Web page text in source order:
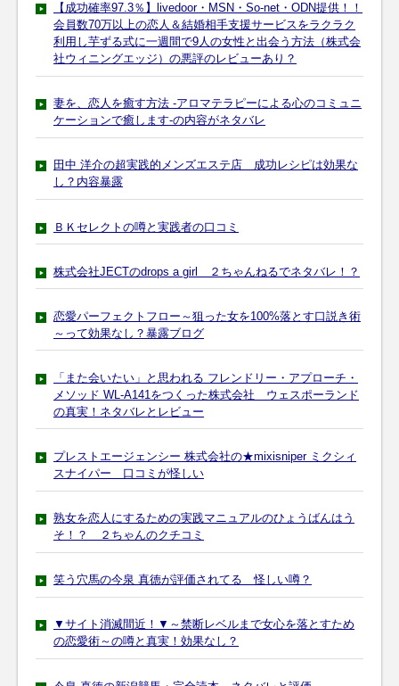
【成功確率97.3％】livedoor・MSN・So-net・ODN提供！！
会員数70万以上の恋人＆結婚相手支援サービスをラクラク
利用し芋ずる式に一週間で9人の女性と出会う方法（株式会
社ウィニングエッジ）の悪評のレビューあり？
妻を、恋人を癒す方法 -アロマテラピーによる心のコミュニ
ケーションで癒します-の内容がネタバレ
田中 洋介の超実践的メンズエステ店 成功レシピは効果な
し？内容暴露
ＢＫセレクトの噂と実践者の口コミ
株式会社JECTのdrops a girl ２ちゃんねるでネタバレ！？
恋愛パーフェクトフロー～狙った女を100%落とす口説き術
～って効果なし？暴露ブログ
「また会いたい」と思われる フレンドリー・アプローチ・
メソッド WL-A141をつくった株式会社 ウェスポーランド
の真実！ネタバレとレビュー
プレストエージェンシー 株式会社の★mixisniper ミクシィ
スナイパー 口コミが怪しい
熟女を恋人にするための実践マニュアルのひょうばんはう
そ！？ ２ちゃんのクチコミ
笑う穴馬の今泉 真徳が評価されてる 怪しい噂？
▼サイト消滅間近！▼～禁断レベルまで女心を落とすため
の恋愛術～の噂と真実！効果なし？